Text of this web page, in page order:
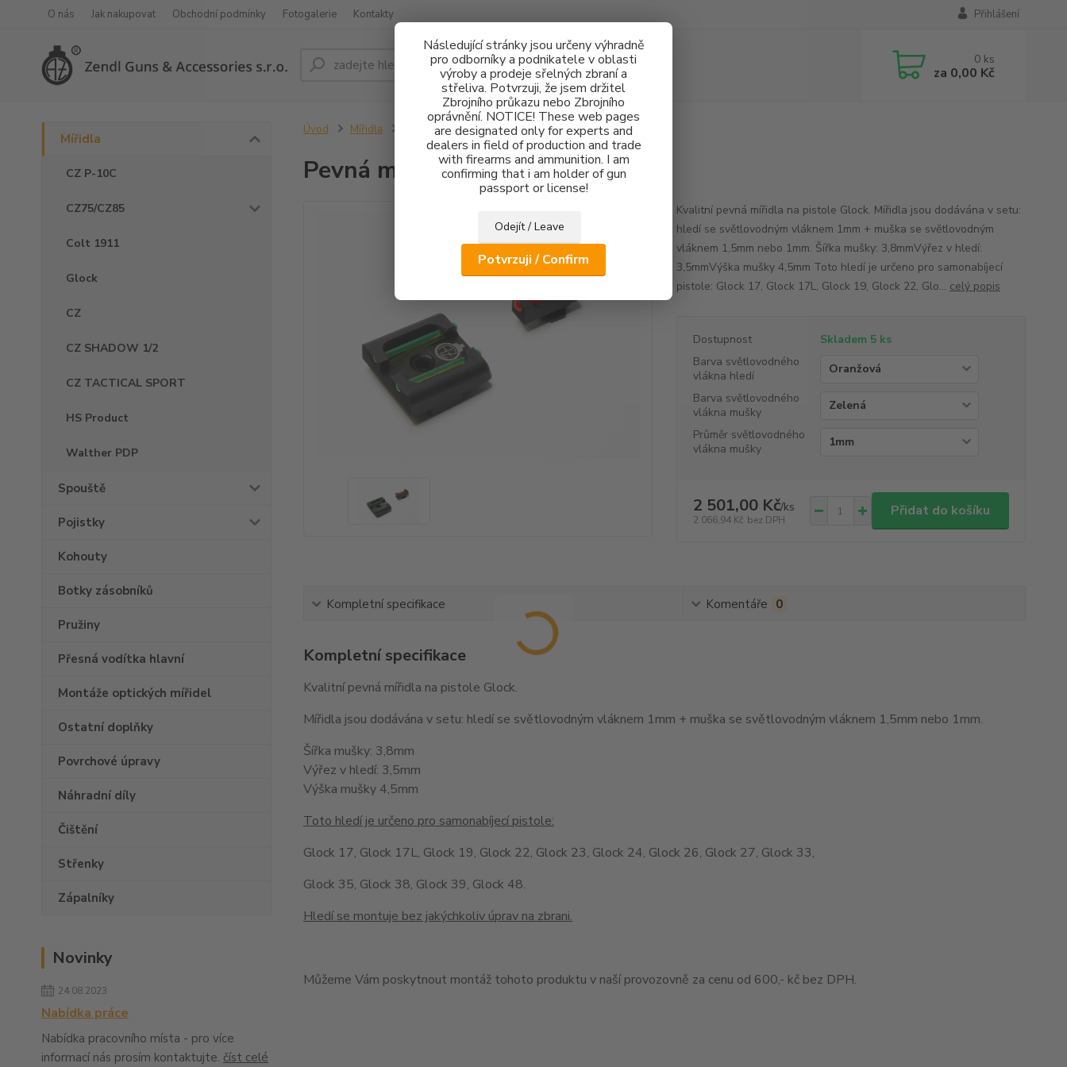
Následující stránky jsou určeny výhradně
pro odborníky a podnikatele v oblasti
výroby a prodeje sřelných zbraní a
střeliva. Potvrzuji, že jsem držitel
Zbrojního průkazu nebo Zbrojního
oprávnění. NOTICE! These web pages
are designated only for experts and
dealers in field of production and trade
with firearms and ammunition. I am
confirming that i am holder of gun
passport or license!
Odejít / Leave
Potvrzuji / Confirm
O nás Jak nakupovat Obchodní podmínky Fotogalerie Kontakty Přihlášení
Hledat 0 ks
za 0,00 Kč
Mířidla
CZ P-10C
CZ75/CZ85
Colt 1911
Glock
CZ
CZ SHADOW 1/2
CZ TACTICAL SPORT
HS Product
Walther PDP
Spouště
Pojistky
Kohouty
Botky zásobníků
Pružiny
Přesná vodítka hlavní
Montáže optických mířidel
Ostatní doplňky
Povrchové úpravy
Náhradní díly
Čištění
Střenky
Zápalníky
Novinky
24.08.2023
Nabídka práce
Nabídka pracovního místa - pro více
informací nás prosím kontaktujte. číst celé
Úvod Mířidla Pevná mířidla Glock FO
Pevná mířidla Glock FO
Kvalitní pevná mířidla na pistole Glock. Mířidla jsou dodávána v setu:
hledí se světlovodným vláknem 1mm + muška se světlovodným
vláknem 1,5mm nebo 1mm. Šířka mušky: 3,8mmVýřez v hledí:
3,5mmVýška mušky 4,5mm Toto hledí je určeno pro samonabíjecí
pistole: Glock 17, Glock 17L, Glock 19, Glock 22, Glo... celý popis
Dostupnost
Skladem 5 ks
Barva světlovodného
vlákna hledí
Barva světlovodného
vlákna mušky
Průměr světlovodného
vlákna mušky
2 501,00 Kč/ks
2 066,94 Kč bez DPH
Přidat do košíku
Kompletní specifikace Komentáře 0
Kompletní specifikace
Kvalitní pevná mířidla na pistole Glock.
Mířidla jsou dodávána v setu: hledí se světlovodným vláknem 1mm + muška se světlovodným vláknem 1,5mm nebo 1mm.
Šířka mušky: 3,8mm
Výřez v hledí: 3,5mm
Výška mušky 4,5mm
Toto hledí je určeno pro samonabíjecí pistole:
Glock 17, Glock 17L, Glock 19, Glock 22, Glock 23, Glock 24, Glock 26, Glock 27, Glock 33,
Glock 35, Glock 38, Glock 39, Glock 48.
Hledí se montuje bez jakýchkoliv úprav na zbrani.
Můžeme Vám poskytnout montáž tohoto produktu v naší provozovně za cenu od 600,- kč bez DPH.